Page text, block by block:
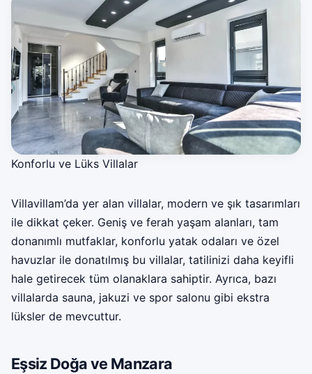
Konforlu ve Lüks Villalar
Villavillam’da yer alan villalar, modern ve şık tasarımları
ile dikkat çeker. Geniş ve ferah yaşam alanları, tam
donanımlı mutfaklar, konforlu yatak odaları ve özel
havuzlar ile donatılmış bu villalar, tatilinizi daha keyifli
hale getirecek tüm olanaklara sahiptir. Ayrıca, bazı
villalarda sauna, jakuzi ve spor salonu gibi ekstra
lüksler de mevcuttur.
Eşsiz Doğa ve Manzara